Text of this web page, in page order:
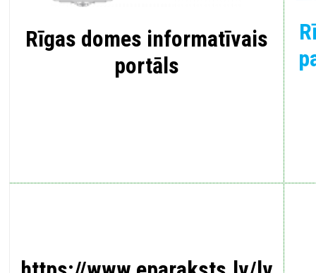
Rīgas domes informatīvais
portāls